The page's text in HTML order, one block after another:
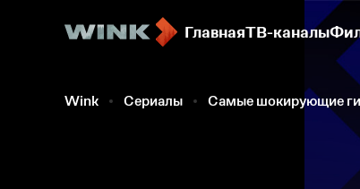
ГлавнаяТВ-каналы
Wink Сериалы Самые шокирующие